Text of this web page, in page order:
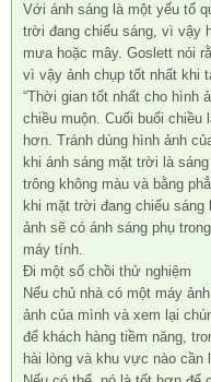
Với ánh sáng là một yếu tố
trời đang chiếu sáng, vì vậy
mưa hoặc mây. Goslett nói
vì vậy ảnh chụp tốt nhất khi
“Thời gian tốt nhất cho hình
chiều muộn. Cuối buổi
hơn. Tránh dùng hình ảnh
khi ánh sáng mặt trời là
trông không màu và bằng
khi mặt trời đang chiếu
ảnh sẽ có ánh sáng phụ
máy tính.
Đi một số chồi thử nghiệm
Nếu chủ nhà có một máy
ảnh của mình và xem lại
để khách hàng tiềm năng,
hài lòng và khu vực nào cần